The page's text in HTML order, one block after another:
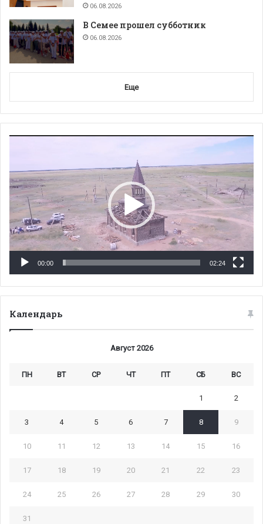
06.08.2026
В Семее прошел субботник
06.08.2026
Еще
00:00 02:24
Календарь
Август 2026
ПН ВТ СР ЧТ ПТ СБ ВС
1 2
3 4 5 6 7 8 9
10 11 12 13 14 15 16
17 18 19 20 21 22 23
24 25 26 27 28 29 30
31